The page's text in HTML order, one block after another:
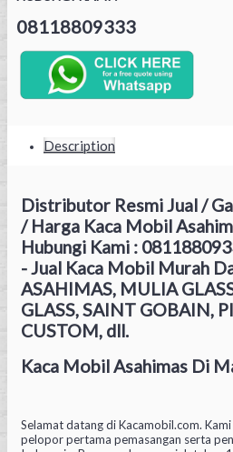
08118809333
Description
Distributor Resmi Jual /
/ Harga Kaca Mobil
Hubungi Kami :
- Jual Kaca Mobil Murah
ASAHIMAS, MULIA
GLASS, SAINT GOBAIN,
CUSTOM, dll.
Kaca Mobil Asahimas Di
Selamat datang di Kacamobil.com.
pelopor pertama pemasangan serta